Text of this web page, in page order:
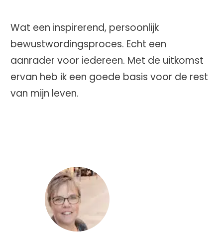
Wat een inspirerend, persoonlijk
bewustwordingsproces. Echt een
aanrader voor iedereen. Met de uitkomst
ervan heb ik een goede basis voor de rest
van mijn leven.